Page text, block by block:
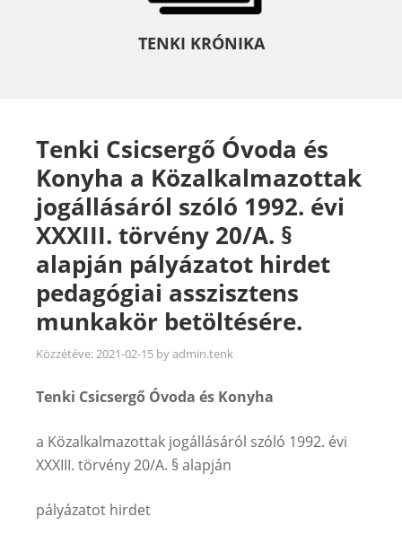
TENKI KRÓNIKA
Tenki Csicsergő Óvoda és
Konyha a Közalkalmazottak
jogállásáról szóló 1992. évi
XXXIII. törvény 20/A. §
alapján pályázatot hirdet
pedagógiai asszisztens
munkakör betöltésére.
Közzétéve:2021-02-15 byadmin.tenk
Tenki Csicsergő Óvoda és Konyha
a Közalkalmazottak jogállásáról szóló 1992. évi
XXXIII. törvény 20/A. § alapján
pályázatot hirdet